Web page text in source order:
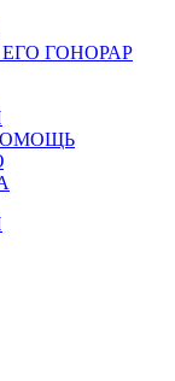
ГОНОРАР